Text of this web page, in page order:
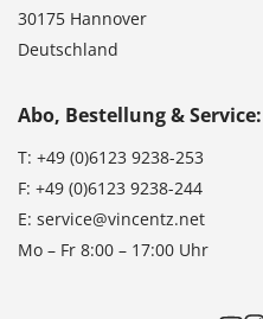
30175 Hannover
Deutschland
Abo, Bestellung & Service:
T: +49 (0)6123 9238-253
F: +49 (0)6123 9238-244
E: service@vincentz.net
Mo – Fr 8:00 – 17:00 Uhr